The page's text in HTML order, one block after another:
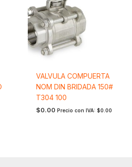
VALVULA COMPUERTA
NOM DIN BRIDADA 150#
T304 100
$0.00 Precio con IVA: $0.00